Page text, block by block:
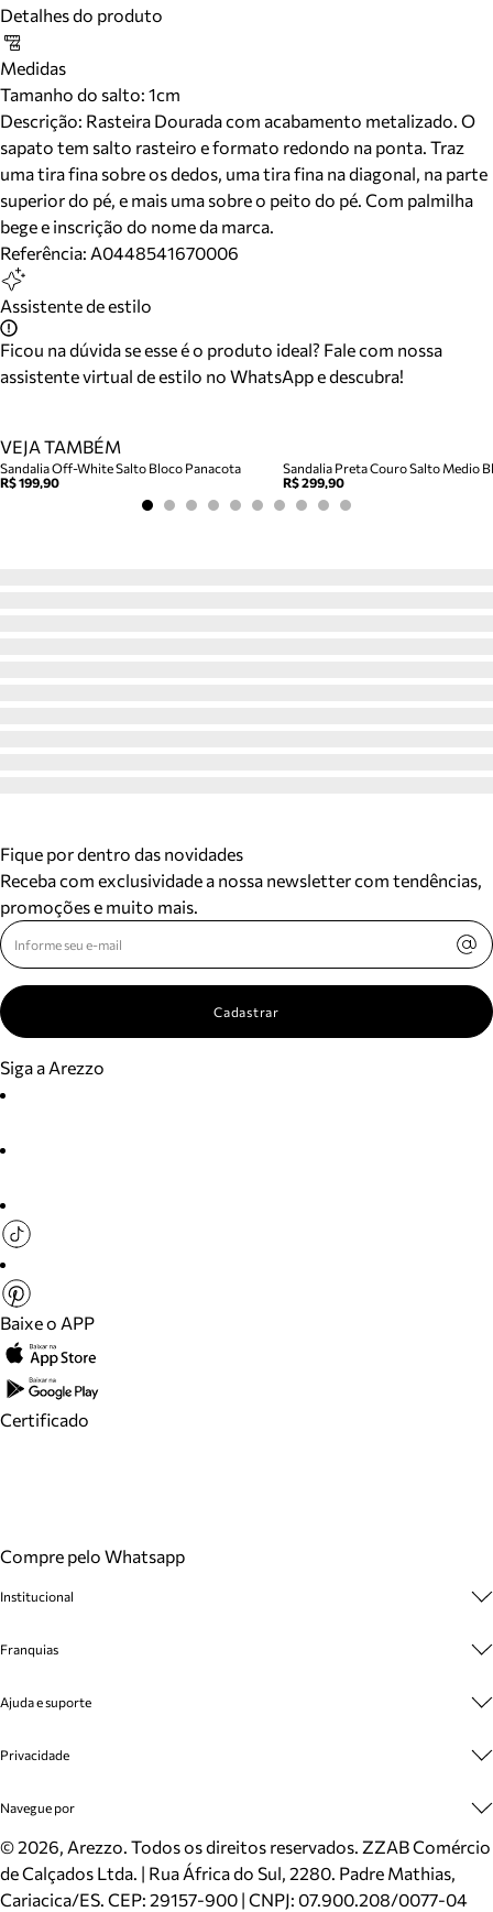
Detalhes do produto
Medidas
Tamanho do salto: 1cm
Descrição: Rasteira Dourada com acabamento metalizado. O
sapato tem salto rasteiro e formato redondo na ponta. Traz
uma tira fina sobre os dedos, uma tira fina na diagonal, na parte
superior do pé, e mais uma sobre o peito do pé. Com palmilha
bege e inscrição do nome da marca.
Referência: A0448541670006
Assistente de estilo
Ficou na dúvida se esse é o produto ideal? Fale com nossa
assistente virtual de estilo no WhatsApp e descubra!
VEJA TAMBÉM
Sandalia Off-White Salto Bloco Panacota
R$ 199,90
Sandalia Preta Couro Salto Medio
R$ 299,90
Fique por dentro das novidades
Receba com exclusividade a nossa newsletter com tendências,
promoções e muito mais.
Cadastrar
Siga a Arezzo
Baixe o APP
Certificado
Compre pelo Whatsapp
Institucional
Cashback
Venda Corporativa
Mapa do Site
Inverno
Mundo Arezzo
Franquias
Plano de Negócio
Ajuda e suporte
Cadastro
Meus Pedidos
Trocas e Devoluções
Cartão Presente
Localizador de lojas
Privacidade
Politica e Privacidade
Navegue por
Sapatos
Bolsas
Scarpins
©2026, Arezzo. Todos os direitos reservados. ZZAB Comércio
de Calçados Ltda. | Rua África do Sul, 2280. Padre Mathias,
Cariacica/ES. CEP: 29157-900 | CNPJ: 07.900.208/0077-04